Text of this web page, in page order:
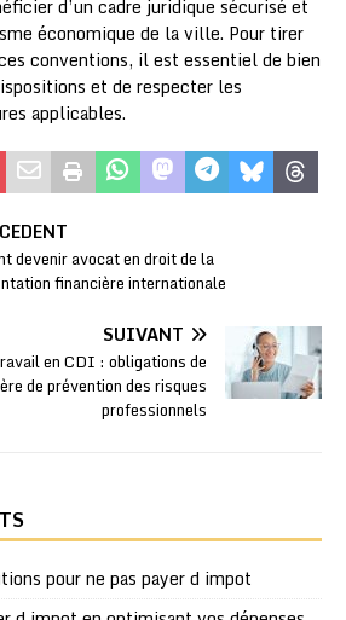
d’un cadre juridique sécurisé et
économique de la ville. Pour tirer
conventions, il est essentiel de bien
et de respecter les
applicables.
devenir avocat en droit de la
financière internationale
SUIVANT
en CDI : obligations de
de prévention des risques
professionnels
pour ne pas payer d impot